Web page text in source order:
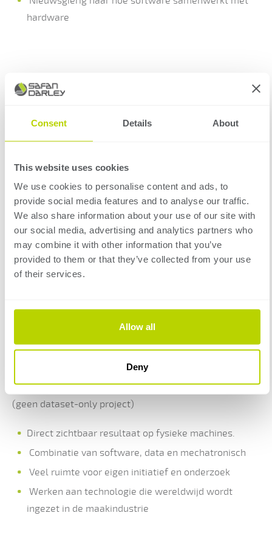
Consent Details About
This website uses cookies
We use cookies to personalise content and ads, to
provide social media features and to analyse our traffic.
We also share information about your use of our site with
our social media, advertising and analytics partners who
may combine it with other information that you’ve
provided to them or that they’ve collected from your use
of their services.
Allow all
Deny
hardware
Waar kom je terecht?
Embedded software engineers
HMI-specialisten
Control engineers
AI / data specialisten
productiemachines.
AI toepassen in een real-time industriële omgeving
(geen dataset-only project)
Direct zichtbaar resultaat op fysieke machines.
Combinatie van software, data en mechatronisch
Veel ruimte voor eigen initiatief en onderzoek
Werken aan technologie die wereldwijd wordt
ingezet in de maakindustrie